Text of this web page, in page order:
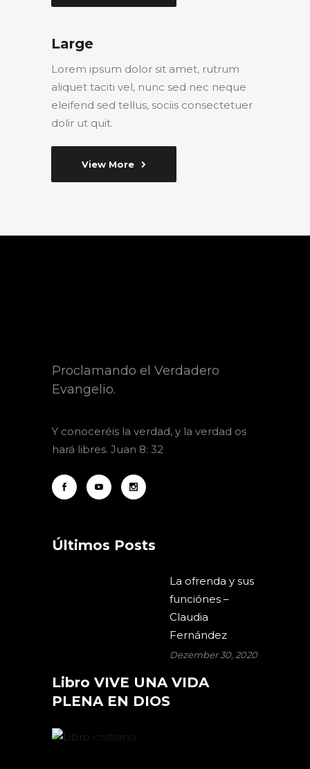
Large
Lorem ipsum dolor sit amet, rutrum
aliquet taciti vel, nunc sed nec neque
eleifend sed tellus, sociis consectetuer
dolir ut quit.
View More
Proclamando el Verdadero
Evangelio.
Y conoceréis la verdad, y la verdad os
hará libres. Juan 8: 32
Últimos Posts
La ofrenda y sus
funciónes –
Claudia
Fernández
Dezember 30, 2020
Libro VIVE UNA VIDA
PLENA EN DIOS